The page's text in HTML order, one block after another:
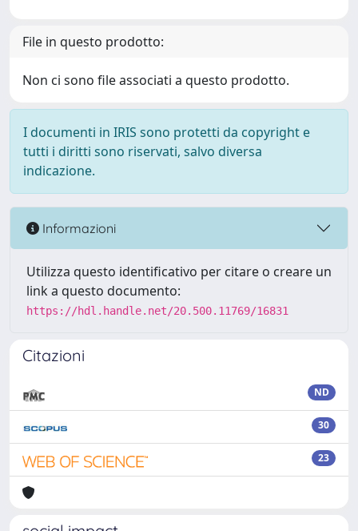
File in questo prodotto:
Non ci sono file associati a questo prodotto.
I documenti in IRIS sono protetti da copyright e
tutti i diritti sono riservati, salvo diversa
indicazione.
Informazioni
Utilizza questo identificativo per citare o creare un
link a questo documento:
https://hdl.handle.net/20.500.11769/16831
Citazioni
ND
30
23